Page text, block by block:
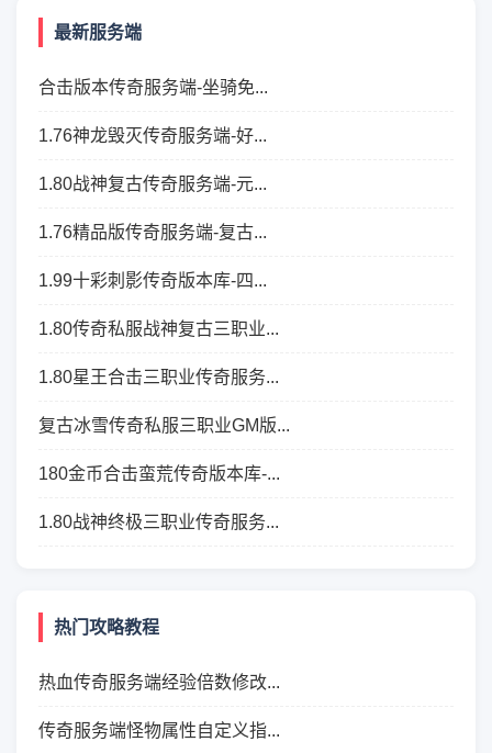
最新服务端
合击版本传奇服务端-坐骑免...
1.76神龙毁灭传奇服务端-好...
1.80战神复古传奇服务端-元...
1.76精品版传奇服务端-复古...
1.99十彩刺影传奇版本库-四...
1.80传奇私服战神复古三职业...
1.80星王合击三职业传奇服务...
复古冰雪传奇私服三职业GM版...
180金币合击蛮荒传奇版本库-...
1.80战神终极三职业传奇服务...
热门攻略教程
热血传奇服务端经验倍数修改...
传奇服务端怪物属性自定义指...